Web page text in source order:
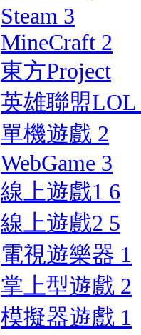
Steam 3
MineCraft 2
東方Project
英雄聯盟LOL
單機遊戲 2
WebGame 3
線上遊戲1 6
線上遊戲2 5
電視遊樂器 1
掌上型遊戲 2
模擬器遊戲 1